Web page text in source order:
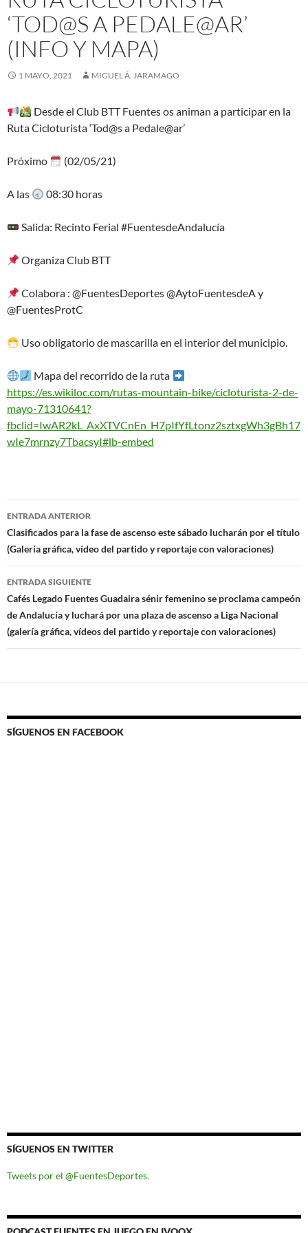
‘TOD@S A PEDALE@AR’
(INFO Y MAPA)
1 MAYO, 2021 MIGUEL Á. JARAMAGO
Desde el Club BTT Fuentes os animan a participar en la
Ruta Cicloturista ‘Tod@s a Pedale@ar’
Próximo (02/05/21)
A las 08:30 horas
Salida: Recinto Ferial #FuentesdeAndalucía
Organiza Club BTT
Colabora : @FuentesDeportes @AytoFuentesdeA y
@FuentesProtC
Uso obligatorio de mascarilla en el interior del municipio.
Mapa del recorrido de la ruta
https://es.wikiloc.com/rutas-mountain-bike/cicloturista-2-de-
mayo-71310641?
fbclid=IwAR2kL_AxXTVCnEn_H7pIfYfLtonz2sztxgWh3gBh17
wIe7mrnzy7TbacsyI#lb-embed
Navegación
de
entradas
ENTRADA ANTERIOR
Clasificados para la fase de ascenso este sábado lucharán por el título
(Galería gráfica, vídeo del partido y reportaje con valoraciones)
ENTRADA SIGUIENTE
Cafés Legado Fuentes Guadaira sénir femenino se proclama campeón
de Andalucía y luchará por una plaza de ascenso a Liga Nacional
(galería gráfica, vídeos del partido y reportaje con valoraciones)
SÍGUENOS EN FACEBOOK
SÍGUENOS EN TWITTER
Tweets por el @FuentesDeportes.